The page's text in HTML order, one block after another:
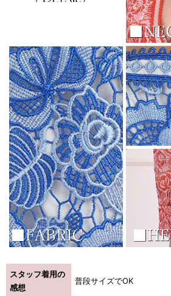
スタッフ着用の
感想
普段サイズでOK